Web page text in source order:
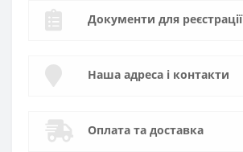
Документи для реєстрації
Наша адреса і контакти
Оплата та доставка